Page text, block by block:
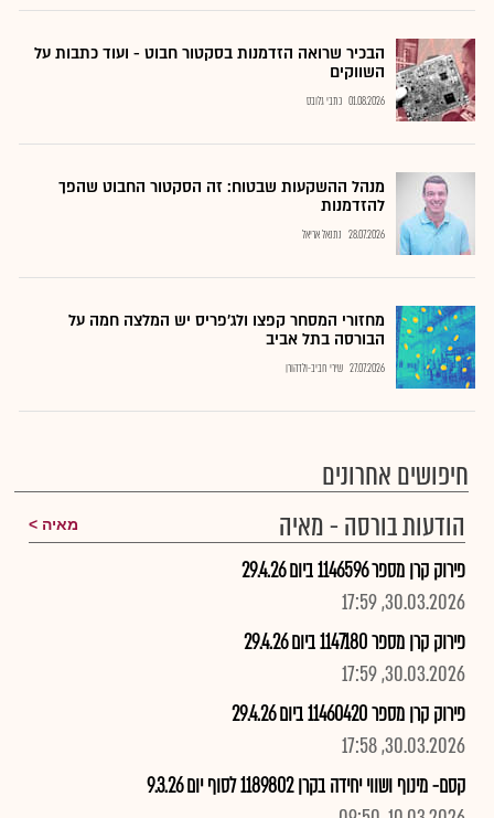
הבכיר שרואה הזדמנות בסקטור חבוט - ועוד כתבות על
השווקים
01.08.2026 כתבי גלובס
מנהל ההשקעות שבטוח: זה הסקטור החבוט שהפך
להזדמנות
28.07.2026 נתנאל אריאל
מחזורי המסחר קפצו ולג'פריס יש המלצה חמה על
הבורסה בתל אביב
27.07.2026 שירי חביב-ולדהורן
חיפושים אחרונים
הודעות בורסה - מאיה
מאיה
פירוק קרן מספר 1146596 ביום 29.4.26
30.03.2026, 17:59
פירוק קרן מספר 1147180 ביום 29.4.26
30.03.2026, 17:59
פירוק קרן מספר 11460420 ביום 29.4.26
30.03.2026, 17:58
קסם- מינוף ושווי יחידה בקרן 1189802 לסוף יום 9.3.26